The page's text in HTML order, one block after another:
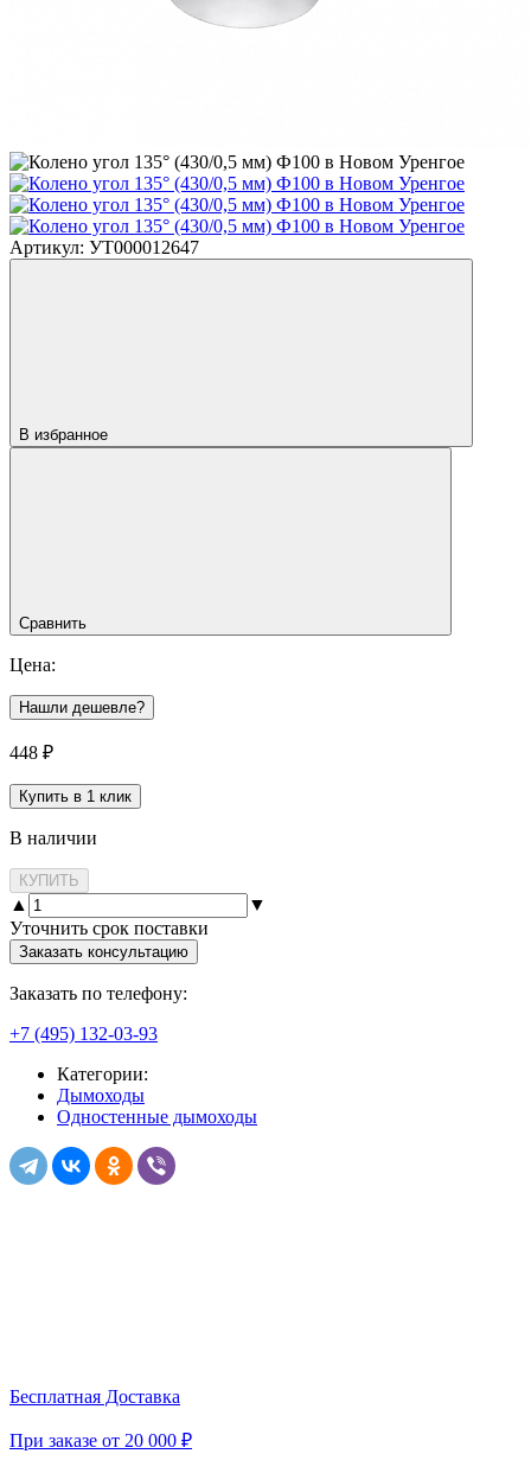
Артикул: УТ000012647
В избранное
Сравнить
Цена:
Нашли дешевле?
448 ₽
Купить в 1 клик
В наличии
КУПИТЬ
▲
▼
Уточнить срок поставки
Заказать консультацию
Заказать по телефону:
+7 (495) 132-03-93
Категории:
Дымоходы
Одностенные дымоходы
Бесплатная Доставка
При заказе от 20 000 ₽